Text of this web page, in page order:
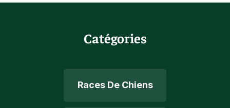
Catégories
Races De Chiens